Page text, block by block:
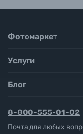
Фотомаркет
Услуги
Блог
8-800-555-01-02
Почта для любых